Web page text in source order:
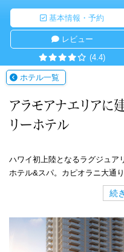
基本情報・予約
レビュー
(4.4)
ホテル一覧
アラモアナエリアに
リーホテル
ハワイ初上陸となるラグジュア
ホテル&スパ。カピオラニ大通
と最高のロケーションを誇りま
な客室は、天井から床まである
す。館内にはプールやジャクジ
があり設備も充実。スパでは日
続